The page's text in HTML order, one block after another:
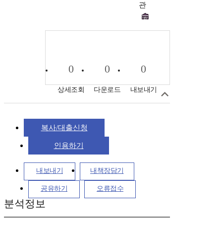
관
0
상세조회
0
다운로드
0
내보내기
복사/대출신청
인용하기
내보내기 내책장담기
공유하기 오류접수
분석정보